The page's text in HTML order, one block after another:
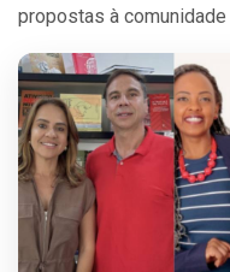
propostas à